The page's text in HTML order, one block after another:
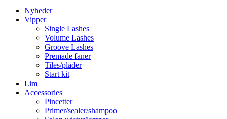
Nyheder
Vipper
Single Lashes
Volume Lashes
Groove Lashes
Premade faner
Tiles/plader
Start kit
Lim
Accessories
Pincetter
Primer/sealer/shampoo